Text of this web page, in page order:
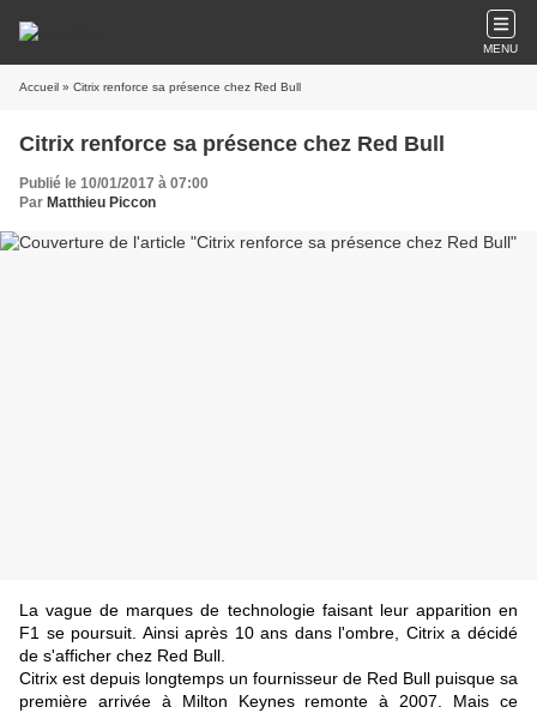
MENU
Accueil » Citrix renforce sa présence chez Red Bull
Citrix renforce sa présence chez Red Bull
Publié le 10/01/2017 à 07:00
Par Matthieu Piccon
La vague de marques de technologie faisant leur apparition en
F1 se poursuit. Ainsi après 10 ans dans l'ombre, Citrix a décidé
de s'afficher chez Red Bull.
Citrix est depuis longtemps un fournisseur de Red Bull puisque sa
première arrivée à Milton Keynes remonte à 2007. Mais ce